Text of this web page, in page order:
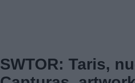
SWTOR: Taris,